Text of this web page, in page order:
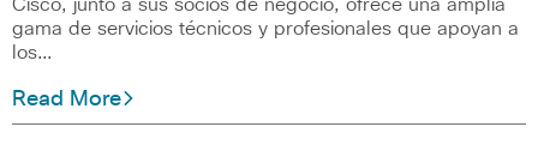
Cisco, junto a sus socios de negocio, ofrece una amplia
gama de servicios técnicos y profesionales que apoyan a
los…
Read More